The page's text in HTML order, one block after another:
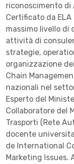
riconoscimento di
Certificato da
massimo livello di
attività di
strategie,
organizzazione
Chain
nazionali nel
Esperto del
Collaboratore del
Trasporti (Rete
docente
de International
Marketing Issues.